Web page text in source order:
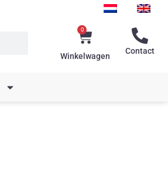
0
Winkelwagen
Winkelwagen
Contact